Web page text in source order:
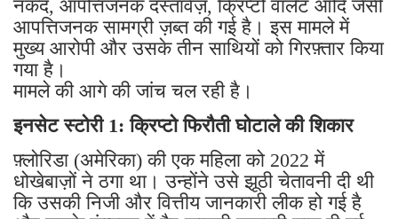
नकद, आपत्तिजनक दस्तावेज़, क्रिप्टो वॉलेट आदि जैसी
आपत्तिजनक सामग्री ज़ब्त की गई है। इस मामले में
मुख्य आरोपी और उसके तीन साथियों को गिरफ़्तार किया
गया है।
मामले की आगे की जांच चल रही है।
इनसेट स्टोरी 1: क्रिप्टो फिरौती घोटाले की शिकार
फ़्लोरिडा (अमेरिका) की एक महिला को 2022 में
धोखेबाज़ों ने ठगा था। उन्होंने उसे झूठी चेतावनी दी थी
कि उसकी निजी और वित्तीय जानकारी लीक हो गई है